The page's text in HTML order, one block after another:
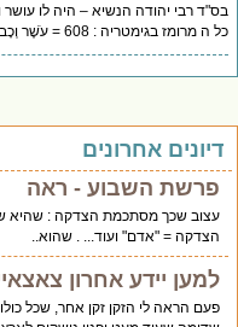
רבי יהודה הנשיא – היה לו עושר
מרומז בגימטריה : 608 = עֹשֶׁר וְכָבוֹד, רבי יהודה הנשיא
אחרונים
פרשת השבוע - ראה
עצוב שכך מסתכמת הצדקה : שהיא
הצדקה = "אדם" ועוד... . שהוא..
למען יידע אחרון
פעם הראה לי הזקן זקן אחר, שכל כולו